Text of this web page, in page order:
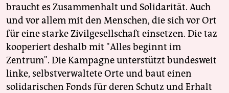
braucht es Zusammenhalt und Solidarität. Auch
und vor allem mit den Menschen, die sich vor Ort
für eine starke Zivilgesellschaft einsetzen. Die taz
kooperiert deshalb mit "Alles beginnt im
Zentrum". Die Kampagne unterstützt bundesweit
linke, selbstverwaltete Orte und baut einen
solidarischen Fonds für deren Schutz und Erhalt